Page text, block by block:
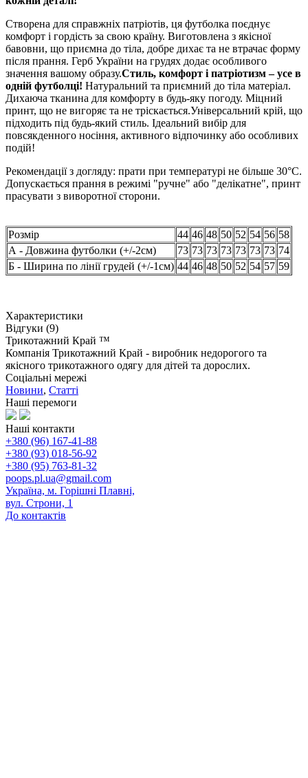
Створена для справжніх патріотів, ця футболка поєднує
комфорт і гордість за свою країну. Виготовлена з якісної
бавовни, що приємна до тіла, добре дихає та не втрачає форму
після прання. Герб України на грудях додає особливого
значення вашому образу.Стиль, комфорт і патріотизм – усе в
одній футболці! Натуральний та приємний до тіла матеріал.
Дихаюча тканина для комфорту в будь-яку погоду. Міцний
принт, що не вигоряє та не тріскається.Універсальний крій, що
підходить під будь-який стиль. Ідеальний вибір для
повсякденного носіння, активного відпочинку або особливих
подій!
Рекомендації з догляду: прати при температурі не більше 30°C.
Допускається прання в режимі "ручне" або "делікатне", принт
прасувати з виворотної сторони.
Розмір 44 46 48 50 52 54 56 58
А - Довжина футболки (+/-2см)
73 73 73 73 73 73 73 74
Б - Ширина по лінії грудей (+/-1см) 44 46 48 50 52 54 57 59
Характеристики
Відгуки (9)
Трикотажний Край ™
Компанія Трикотажний Край - виробник недорогого та
якісного трикотажного одягу для дітей та дорослих.
Соціальні мережі
Новини, Статті
Наші перемоги
Наші контакти
+380 (96) 167-41-88
+380 (93) 018-56-92
+380 (95) 763-81-32
poops.pl.ua@gmail.com
Україна, м. Горішні Плавні,
вул. Строни, 1
До контактів